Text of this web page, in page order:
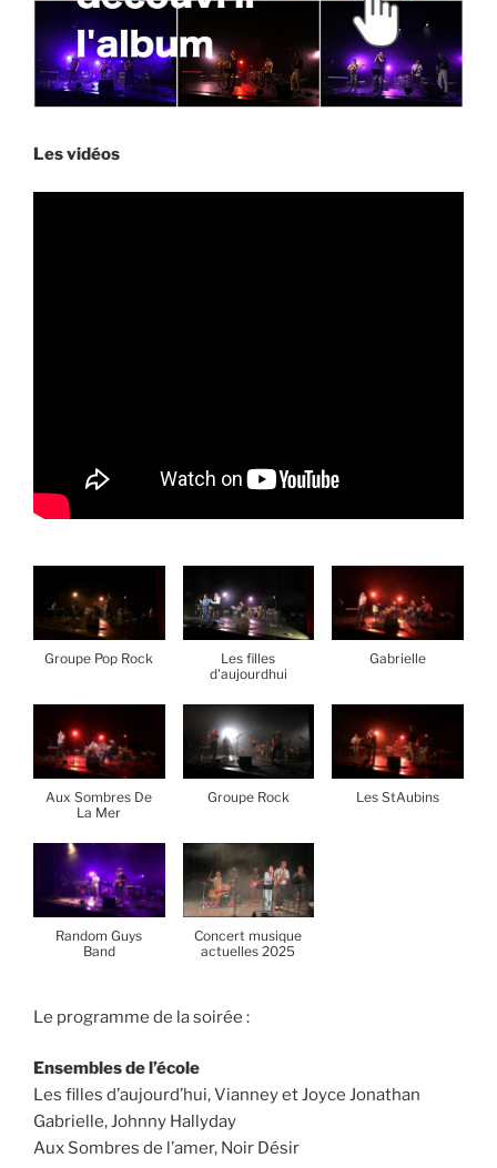
Les vidéos
Groupe Pop Rock
Les filles
d'aujourdhui
Gabrielle
Aux Sombres De
La Mer
Groupe Rock Les StAubins
Random Guys
Band
Concert musique
actuelles 2025
Le programme de la soirée :
Ensembles de l’école
Les filles d’aujourd’hui, Vianney et Joyce Jonathan
Gabrielle, Johnny Hallyday
Aux Sombres de l’amer, Noir Désir